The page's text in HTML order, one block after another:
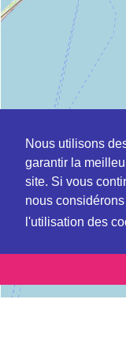
Nous utilisons
garantir la
site. Si vous
nous
l'utilisation des